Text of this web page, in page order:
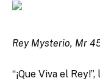
Rey Mysterio, Mr
“¡Que Viva el